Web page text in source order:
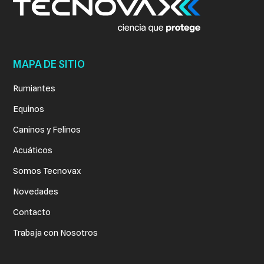
MAPA DE SITIO
Rumiantes
Equinos
Caninos y Felinos
Acuáticos
Somos Tecnovax
Novedades
Contacto
Trabaja con Nosotros